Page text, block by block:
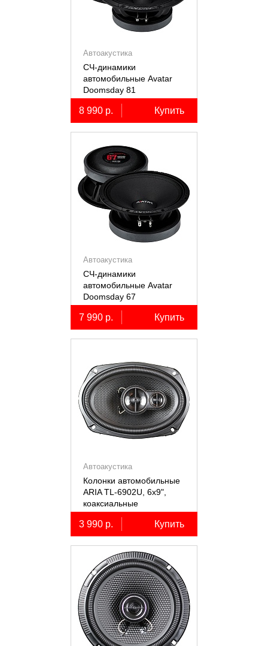
Автоакустика
СЧ-динамики
автомобильные Avatar
Doomsday 81
8 990 р. Купить
Автоакустика
СЧ-динамики
автомобильные Avatar
Doomsday 67
7 990 р. Купить
Автоакустика
Колонки автомобильные
ARIA TL-6902U, 6х9",
коаксиальные
трёхполосные, 2 шт.
3 990 р. Купить